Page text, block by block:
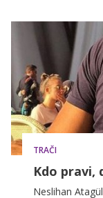
TRAČI
Kdo pravi,
Neslihan